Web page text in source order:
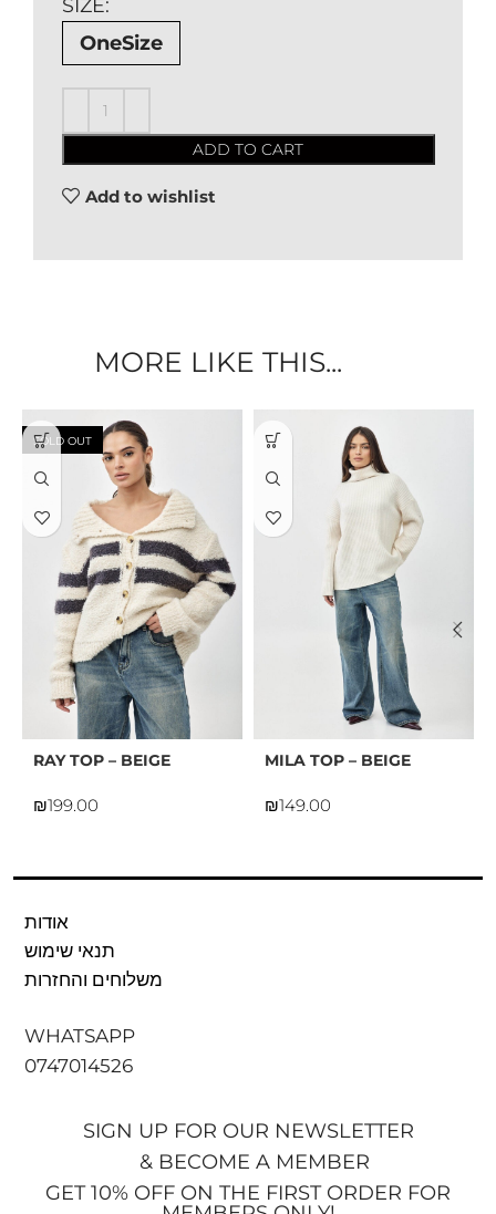
SIZE
OneSize
ADD TO CART
Add to wishlist
MORE LIKE THIS...
SOLD OUT
RAY TOP – BEIGE
₪
MILA TOP – BEIGE
₪
אודות
תנאי שימוש
משלוחים והחזרות
WHATSAPP
0747014526
SIGN UP FOR OUR NEWSLETTER
& BECOME A MEMBER
GET 10% OFF ON THE FIRST ORDER FOR